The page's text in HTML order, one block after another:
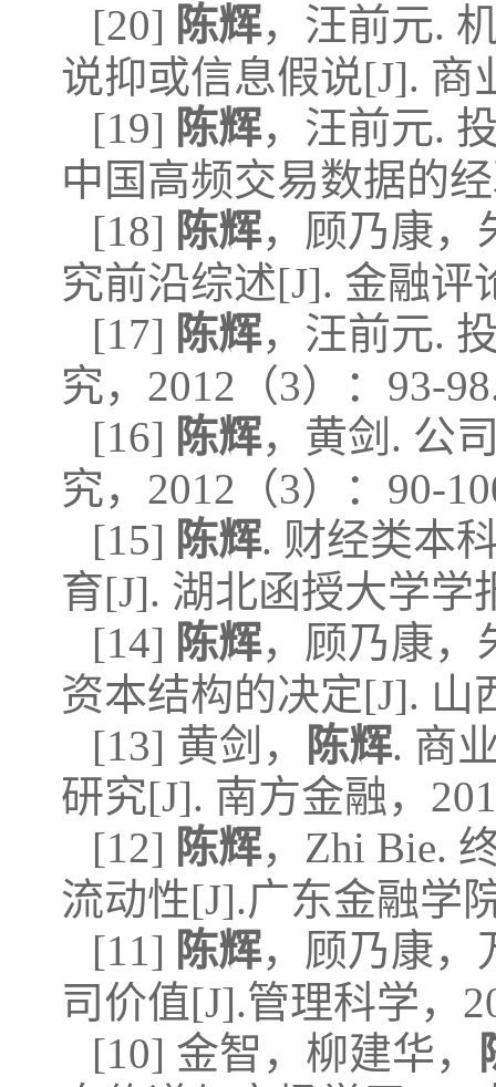
[20] 陈辉，汪前元.
说抑或信息假说[J]. 商
[19] 陈辉，汪前元.
中国高频交易数据的
[18] 陈辉，顾乃康，
究前沿综述[J]. 金融评
[17] 陈辉，汪前元.
究，2012（3）：93-
[16] 陈辉，黄剑. 公
究，2012（3）：90-
[15] 陈辉. 财经类本
育[J]. 湖北函授大学学
[14] 陈辉，顾乃康，
资本结构的决定[J]. 山
[13] 黄剑，
陈辉. 商
研究[J]. 南方金融，
[12] 陈辉，Zhi Bie.
流动性[J].广东金融学
[11] 陈辉，顾乃康，
司价值[J].管理科学，
[10] 金智，柳建华，